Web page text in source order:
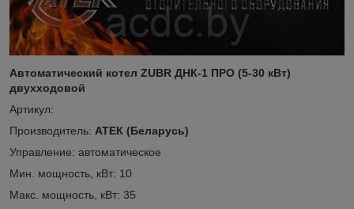
Автоматический котел ZUBR ДНК-1 ПРО (5-30 кВт)
двухходовой
Артикул:
Производитель: АТЕК (Беларусь)
Управление: автоматическое
Мин. мощность, кВт: 10
Макс. мощность, кВт: 35